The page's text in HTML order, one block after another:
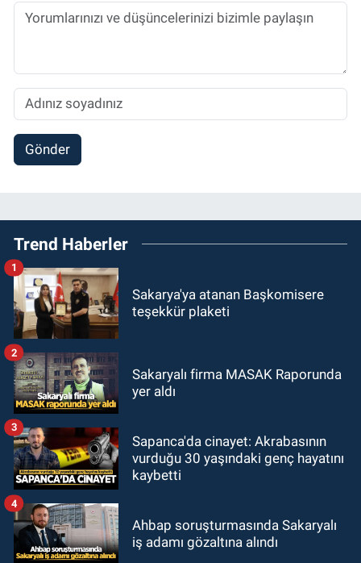
Gönder
Trend Haberler
Sakarya'ya atanan Başkomisere
teşekkür plaketi
1
Sakaryalı firma MASAK Raporunda
yer aldı
2
Sapanca'da cinayet: Akrabasının
vurduğu 30 yaşındaki genç hayatını
kaybetti
3
Ahbap soruşturmasında Sakaryalı
iş adamı gözaltına alındı
4